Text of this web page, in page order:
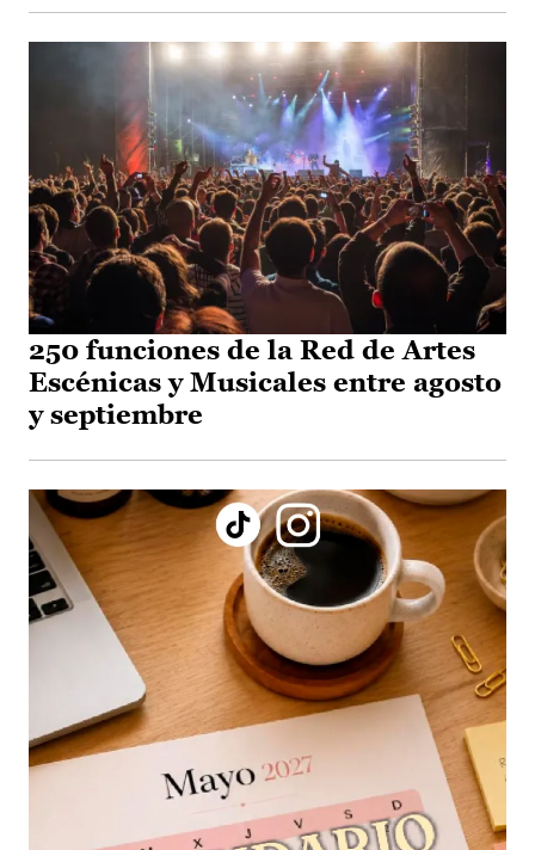
250 funciones de la Red de Artes
Escénicas y Musicales entre agosto
y septiembre